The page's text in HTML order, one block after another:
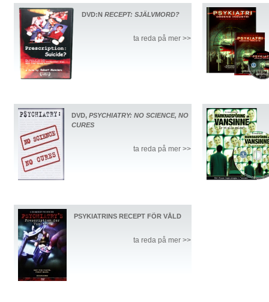
DVD:N RECEPT: SJÄLVMORD?
ta reda på mer >>
DVD, PSYCHIATRY: NO SCIENCE, NO
CURES
ta reda på mer >>
PSYKIATRINS RECEPT FÖR VÅLD
ta reda på mer >>